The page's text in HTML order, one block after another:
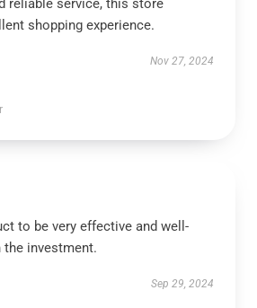
reliable service, this store
shopping experience.
Nov 27, 2024
to be very effective and well-
the investment.
Sep 29, 2024